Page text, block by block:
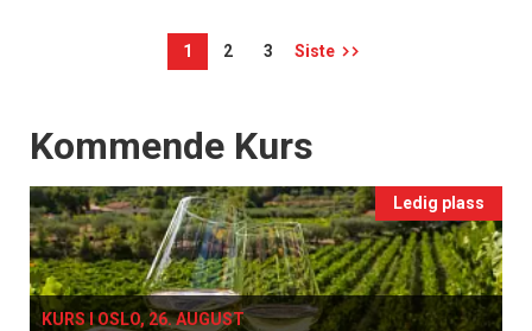
1 2 3 Siste
Events
Kommende Kurs
Ledig plass
KURS I OSLO, 26. AUGUST